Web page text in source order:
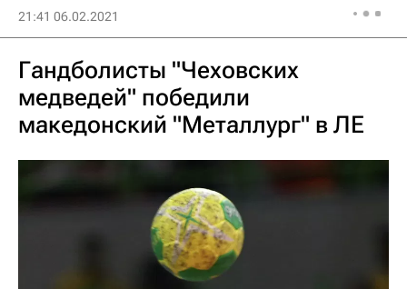
21:41 06.02.2021
Гандболисты "Чеховских
медведей" победили
македонский "Металлург" в ЛЕ